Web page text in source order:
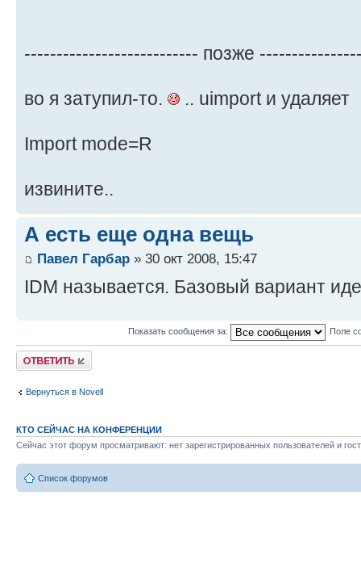
--------------------------- позже
во я затупил-то. .. uimport и удаляет
Import mode=R
извините..
А есть еще одна вещь
Павел Гарбар » 30 окт 2008, 15:47
IDM называется. Базовый вариант
Показать сообщения за: Поле
Ответить
Вернуться в Novell
КТО СЕЙЧАС НА КОНФЕРЕНЦИИ
Сейчас этот форум просматривают: нет зарегистрированных пользователей и
Список форумов